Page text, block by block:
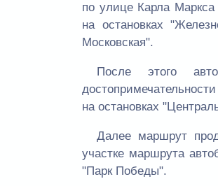
по улице Карла Маркса
на остановках
Московская".
После этого
достопримечательности
на остановках
Далее маршрут
участке маршрута
"Парк Победы".